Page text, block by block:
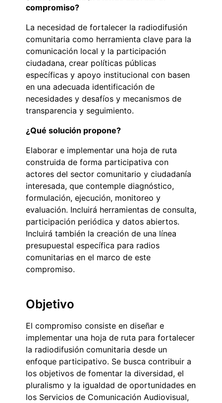
compromiso?
La necesidad de fortalecer la radiodifusión
comunitaria como herramienta clave para la
comunicación local y la participación
ciudadana, crear políticas públicas
específicas y apoyo institucional con basen
en una adecuada identificación de
necesidades y desafíos y mecanismos de
transparencia y seguimiento.
¿Qué solución propone?
Elaborar e implementar una hoja de ruta
construida de forma participativa con
actores del sector comunitario y ciudadanía
interesada, que contemple diagnóstico,
formulación, ejecución, monitoreo y
evaluación. Incluirá herramientas de consulta,
participación periódica y datos abiertos.
Incluirá también la creación de una línea
presupuestal específica para radios
comunitarias en el marco de este
compromiso.
Objetivo
El compromiso consiste en diseñar e
implementar una hoja de ruta para fortalecer
la radiodifusión comunitaria desde un
enfoque participativo. Se busca contribuir a
los objetivos de fomentar la diversidad, el
pluralismo y la igualdad de oportunidades en
los Servicios de Comunicación Audiovisual,